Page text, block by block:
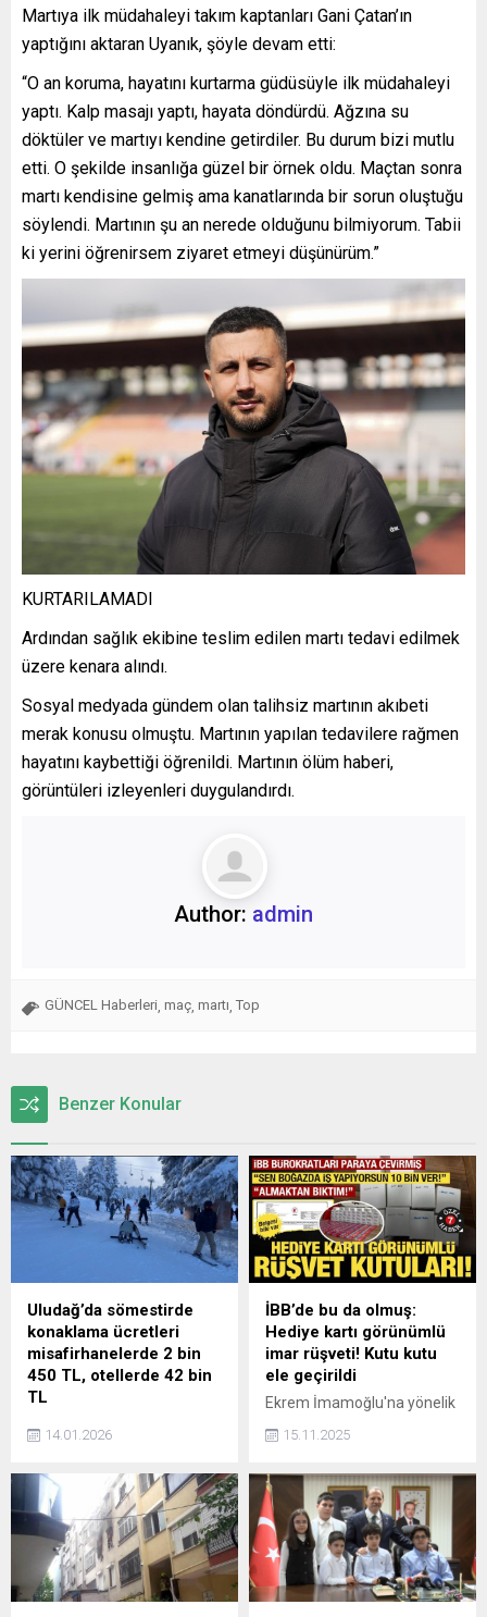
Martıya ilk müdahaleyi takım kaptanları Gani Çatan’ın
yaptığını aktaran Uyanık, şöyle devam etti:
“O an koruma, hayatını kurtarma güdüsüyle ilk müdahaleyi
yaptı. Kalp masajı yaptı, hayata döndürdü. Ağzına su
döktüler ve martıyı kendine getirdiler. Bu durum bizi mutlu
etti. O şekilde insanlığa güzel bir örnek oldu. Maçtan sonra
martı kendisine gelmiş ama kanatlarında bir sorun oluştuğu
söylendi. Martının şu an nerede olduğunu bilmiyorum. Tabii
ki yerini öğrenirsem ziyaret etmeyi düşünürüm.”
KURTARILAMADI
Ardından sağlık ekibine teslim edilen martı tedavi edilmek
üzere kenara alındı.
Sosyal medyada gündem olan talihsiz martının akıbeti
merak konusu olmuştu. Martının yapılan tedavilere rağmen
hayatını kaybettiği öğrenildi. Martının ölüm haberi,
görüntüleri izleyenleri duygulandırdı.
Author: admin
GÜNCEL Haberleri maç martı Top
Benzer Konular
Uludağ’da sömestirde
konaklama ücretleri
misafirhanelerde 2 bin
450 TL, otellerde 42 bin
TL
konaklama ücretleri
TL, otellerde 42 bin TL
14.01.2026
İBB’de bu da olmuş:
Hediye kartı görünümlü
imar rüşveti! Kutu kutu
ele geçirildi
Ekrem İmamoğlu'na yönelik
örgütünün rüşvet olarak
aldığı bu kartları ise örgütün
çıkarları doğrultusunda
kullandıkları ortaya çıktı.
15.11.2025